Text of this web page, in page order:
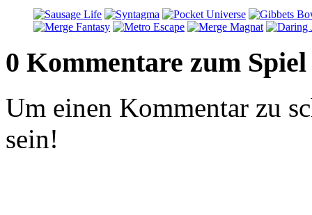
0 Kommentare zum Spiel
Um einen Kommentar zu
sein!